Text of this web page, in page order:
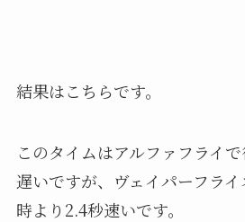
結果はこちらです。
このタイムはアルファフライ
遅いですが、ヴェイパーフラ
時より2.4秒速いです。